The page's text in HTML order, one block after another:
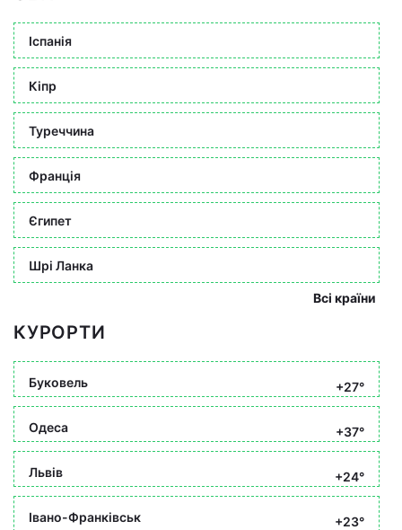
Іспанія
Кіпр
Туреччина
Франція
Єгипет
Шрі Ланка
Всі країни
КУРОРТИ
Буковель +27°
Одеса +37°
Львів +24°
Івано-Франківськ +23°